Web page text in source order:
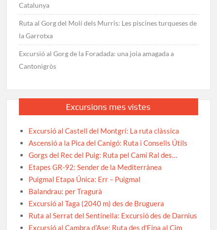
Catalunya
Ruta al Gorg del Molí dels Murris: Les piscines turqueses de
la Garrotxa
Excursió al Gorg de la Foradada: una joia amagada a
Cantonigròs
Excursions mes vistes
Excursió al Castell del Montgrí: La ruta clàssica
Ascensió a la Pica del Canigó: Ruta i Consells Útils
Gorgs del Rec del Puig: Ruta pel Camí Ral des…
Etapes GR-92: Sender de la Mediterrànea
Puigmal Etapa Única: Err – Puigmal
Balandrau: per Tragurà
Excursió al Taga (2040 m) des de Bruguera
Ruta al Serrat del Sentinella: Excursió des de Darnius
Excursió al Cambra d’Ase: Ruta des d’Eina al Cim